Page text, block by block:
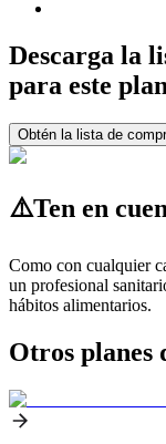
Descarga la
para este
Obtén la lista de
⚠️Ten en
Como con cualquier
un profesional
hábitos alimentarios.
Otros planes